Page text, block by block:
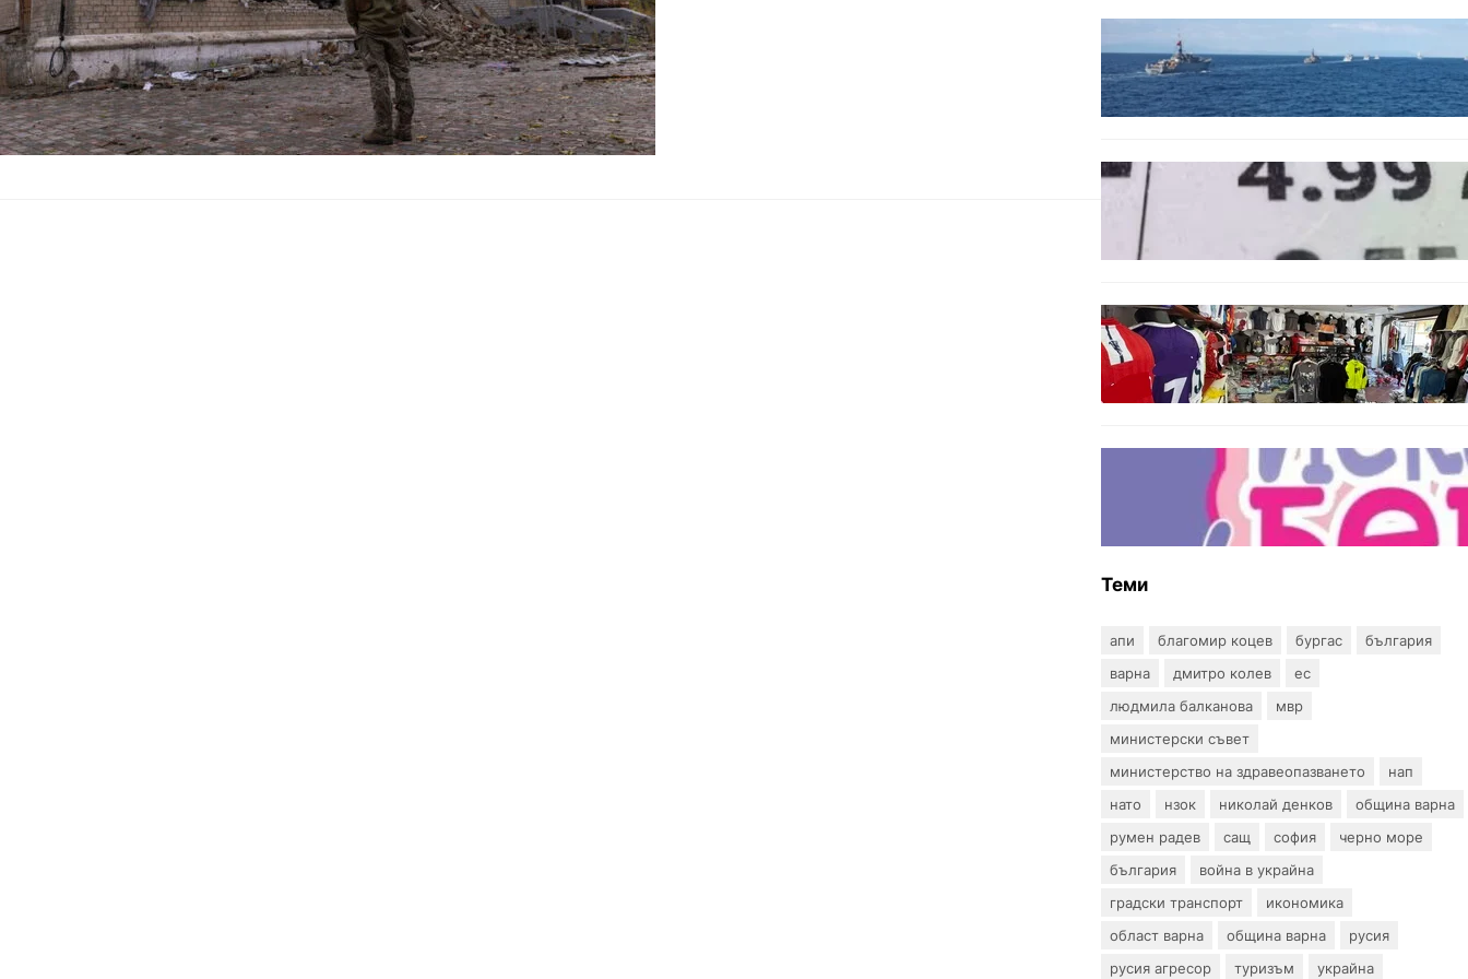
Нов минен ловец за
българския флот пристига до
края на годината
БЪЛГАРИЯ
Левът изчезва от етикетите:
БЪЛГАРИЯ
Иззеха фалшиви стоки за близо
650 000 евро при акция във
Варна и „Златни пясъци“
Инвитро подкрепата под
въпрос? „Искам бебе“ се обяви
срещу прехвърлянето на
Центъра към НЗОК
Теми
апи благомир коцев бургас
българия
варна
дмитро колев
ес
людмила балканова
мвр
министерски съвет
министерство на здравеопазването
нап
нато
нзок николай денков
община варна
румен радев
сащ софия
черно море
българия
война в украйна
градски транспорт
икономика
област варна
община варна
русия
русия агресор
туризъм украйна